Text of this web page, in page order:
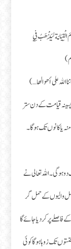
لَيَذْهَبُ فِي
الله على أهوالها…)
قیامت کے دن ستر
یا کانوں تک ہوگا۔
ہوگی۔ اللہ تعالی نے
حمل والیوں کے حمل گر
پر کر دیا جائے گا
تک زوہا ہوگا کوئی